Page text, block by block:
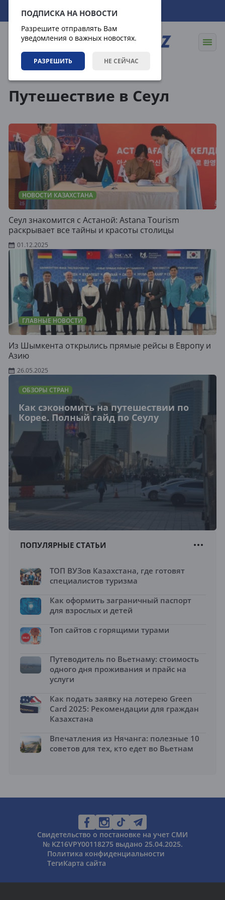
ПОДПИСКА НА НОВОСТИ
Разрешите отправлять Вам
уведомления о важных новостях.
РАЗРЕШИТЬ НЕ СЕЙЧАС
08.08.2026 02:15:10
Путешествие в Сеул
НОВОСТИ КАЗАХСТАНА
Сеул знакомится с Астаной: Astana Tourism
раскрывает все тайны и красоты столицы
01.12.2025
ГЛАВНЫЕ НОВОСТИ
Из Шымкента открылись прямые рейсы в Европу и
Азию
26.05.2025
ОБЗОРЫ СТРАН
Как сэкономить на путешествии по
Корее. Полный гайд по Сеулу
ПОПУЛЯРНЫЕ СТАТЬИ
ТОП ВУЗов Казахстана, где готовят
специалистов туризма
Как оформить заграничный паспорт
для взрослых и детей
Топ сайтов с горящими турами
Путеводитель по Вьетнаму: стоимость
одного дня проживания и прайс на
услуги
Как подать заявку на лотерею Green
Card 2025: Рекомендации для граждан
Казахстана
Впечатления из Нячанга: полезные 10
советов для тех, кто едет во Вьетнам
Свидетельство о постановке на учет СМИ
№ KZ16VPY00118275 выдано 25.04.2025.
Политика конфиденциальности
ТегиКарта сайта